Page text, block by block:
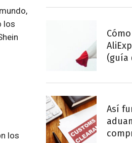
los
los
(guía
Así